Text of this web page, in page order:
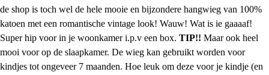
de shop is toch wel de hele mooie en bijzondere hangwieg van 100%
katoen met een romantische vintage look! Wauw! Wat is ie gaaaaf!
Super hip voor in je woonkamer i.p.v een box. TIP!! Maar ook heel
mooi voor op de slaapkamer. De wieg kan gebruikt worden voor
kindjes tot ongeveer 7 maanden. Hoe leuk om deze voor je kindje (en